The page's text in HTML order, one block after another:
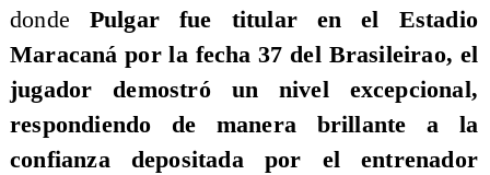
donde Pulgar fue titular en el Estadio
Maracaná por la fecha 37 del Brasileirao, el
jugador demostró un nivel excepcional,
respondiendo de manera brillante a la
confianza depositada por el entrenador